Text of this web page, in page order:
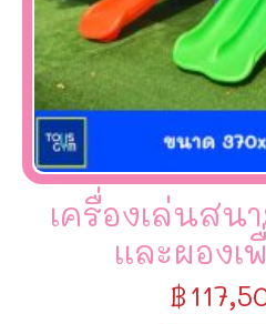
เครื่องเล่นสน
เเละผอง
฿